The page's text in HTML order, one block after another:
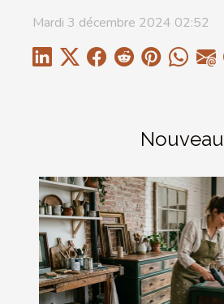
Nouveau
Mardi 3 décembre 2024 02:52